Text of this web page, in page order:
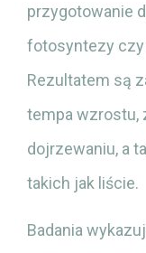
przygotowanie
fotosyntezy czy
Rezultatem są
tempa wzrostu,
dojrzewaniu, a
takich jak liście.
Badania